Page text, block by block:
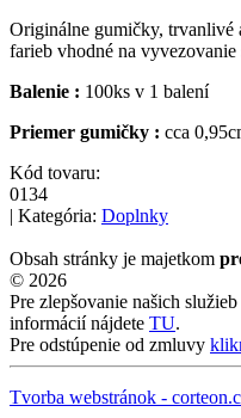
Originálne gumičky, trvanlivé
farieb vhodné na vyvezovanie
Balenie : 100ks v 1 balení
Priemer gumičky : cca
Kód tovaru:
0134
| Kategória: Doplnky
Obsah stránky je majetkom
© 2026
Pre zlepšovanie našich
informácií nájdete TU.
Pre odstúpenie od zmluvy
Tvorba webstránok -